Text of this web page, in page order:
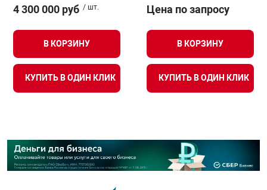
4 300 000 руб / шт.
В КОРЗИНУ
КУПИТЬ В ОДИН КЛИК
Цена по запросу
В КОРЗИНУ
КУПИТЬ В ОДИН КЛИК